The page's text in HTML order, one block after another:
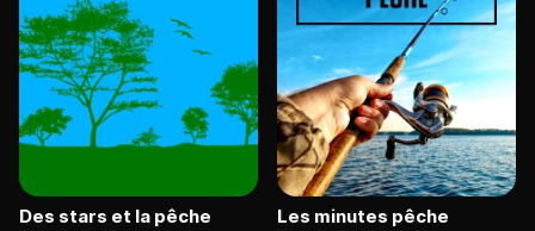
Des stars et la pêche Les minutes pêche